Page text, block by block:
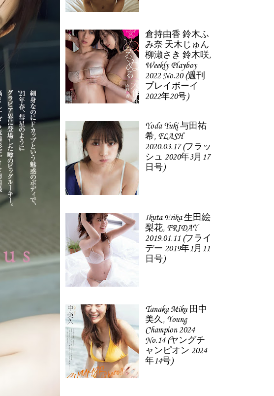
倉持由香 鈴木ふ
み奈 天木じゅん
柳瀬さき 鈴木咲,
Weekly Playboy
2022 No.20 (週刊
プレイボーイ
2022年20号)
Yoda Yuki 与田祐
希, FLASH
2020.03.17 (フラッ
シュ 2020年3月17
日号)
Ikuta Erika 生田絵
梨花, FRIDAY
2019.01.11 (フライ
デー 2019年1月11
日号)
Tanaka Miku 田中
美久, Young
Champion 2024
No.14 (ヤングチ
ャンピオン 2024
年14号)